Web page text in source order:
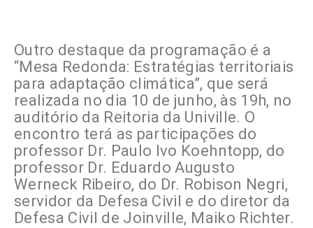
Outro destaque da programação é a
“Mesa Redonda: Estratégias territoriais
para adaptação climática”, que será
realizada no dia 10 de junho, às 19h, no
auditório da Reitoria da Univille. O
encontro terá as participações do
professor Dr. Paulo Ivo Koehntopp, do
professor Dr. Eduardo Augusto
Werneck Ribeiro, do Dr. Robison Negri,
servidor da Defesa Civil e do diretor da
Defesa Civil de Joinville, Maiko Richter.